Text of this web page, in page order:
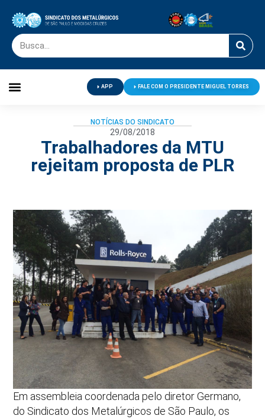
APP FALE COM O PRESIDENTE MIGUEL TORRES
NOTÍCIAS DO SINDICATO
29/08/2018
Trabalhadores da MTU
rejeitam proposta de PLR
Em assembleia coordenada pelo diretor Germano,
do Sindicato dos Metalúrgicos de São Paulo, os